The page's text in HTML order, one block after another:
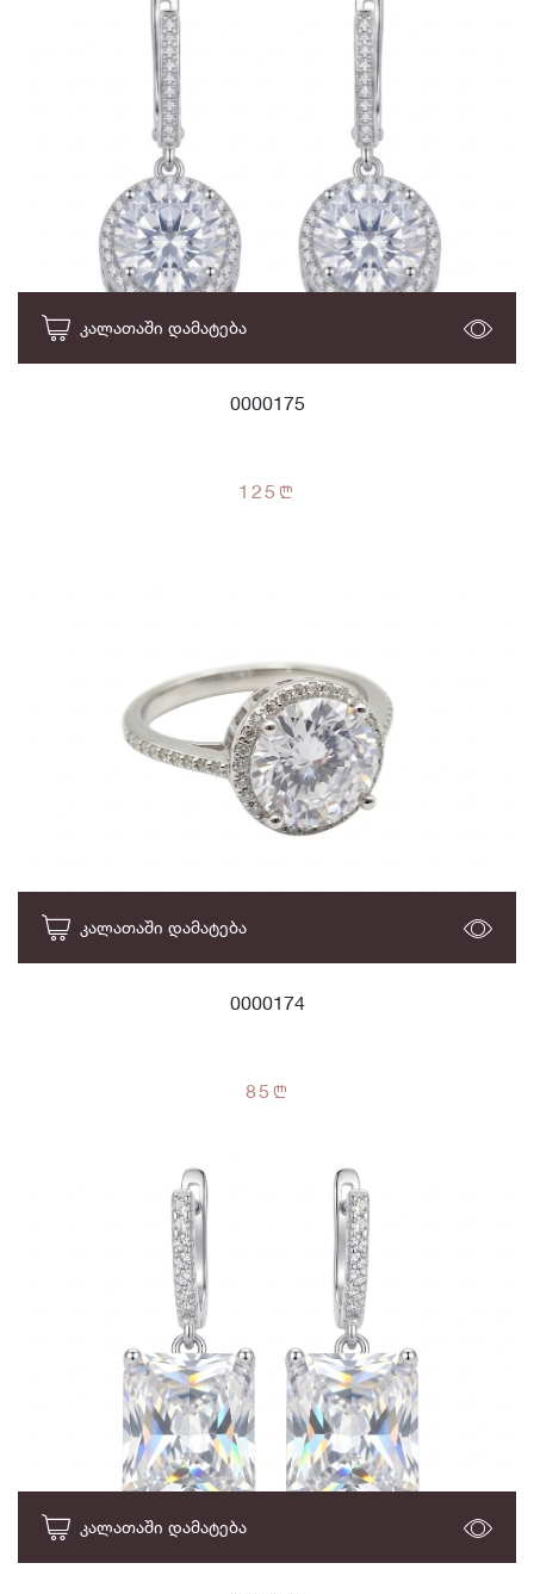
ᲙᲐᲚᲐᲗᲐᲨᲘ ᲓᲐᲛᲐᲢᲔᲑᲐ
0000175
125 n
ᲙᲐᲚᲐᲗᲐᲨᲘ ᲓᲐᲛᲐᲢᲔᲑᲐ
0000174
85 n
ᲙᲐᲚᲐᲗᲐᲨᲘ ᲓᲐᲛᲐᲢᲔᲑᲐ